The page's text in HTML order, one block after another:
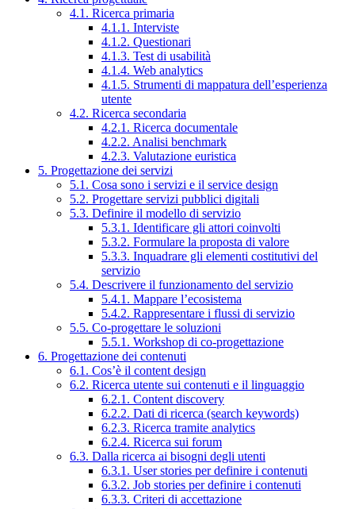
4.1. Ricerca primaria
4.1.1. Interviste
4.1.2. Questionari
4.1.3. Test di usabilità
4.1.4. Web analytics
4.1.5. Strumenti di mappatura dell’esperienza
utente
4.2. Ricerca secondaria
4.2.1. Ricerca documentale
4.2.2. Analisi benchmark
4.2.3. Valutazione euristica
5. Progettazione dei servizi
5.1. Cosa sono i servizi e il service design
5.2. Progettare servizi pubblici digitali
5.3. Definire il modello di servizio
5.3.1. Identificare gli attori coinvolti
5.3.2. Formulare la proposta di valore
5.3.3. Inquadrare gli elementi costitutivi del
servizio
5.4. Descrivere il funzionamento del servizio
5.4.1. Mappare l’ecosistema
5.4.2. Rappresentare i flussi di servizio
5.5. Co-progettare le soluzioni
5.5.1. Workshop di co-progettazione
6. Progettazione dei contenuti
6.1. Cos’è il content design
6.2. Ricerca utente sui contenuti e il linguaggio
6.2.1. Content discovery
6.2.2. Dati di ricerca (search keywords)
6.2.3. Ricerca tramite analytics
6.2.4. Ricerca sui forum
6.3. Dalla ricerca ai bisogni degli utenti
6.3.1. User stories per definire i contenuti
6.3.2. Job stories per definire i contenuti
6.3.3. Criteri di accettazione